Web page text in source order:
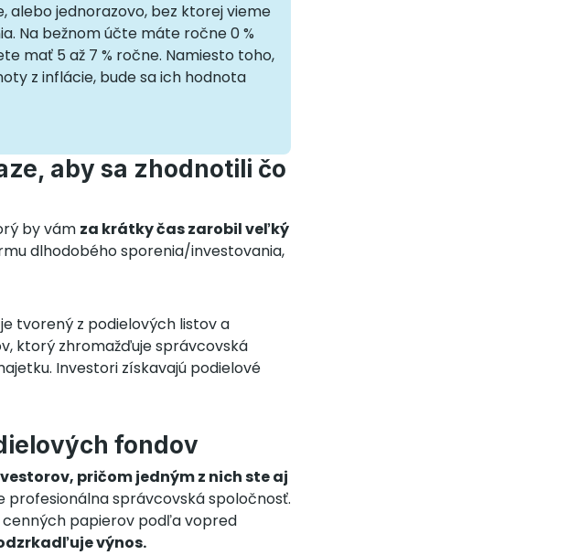
alebo jednorazovo, bez ktorej vieme
Na bežnom účte máte ročne 0 %
mať 5 až 7 % ročne. Namiesto toho,
z inflácie, bude sa ich hodnota
aby sa zhodnotili čo
by vám za krátky čas zarobil veľký
dlhodobého sporenia/investovania,
tvorený z podielových listov a
ktorý zhromažďuje správcovská
Investori získavajú podielové
fondov
pričom jedným z nich ste aj
profesionálna správcovská spoločnosť.
cenných papierov podľa vopred
výnos.